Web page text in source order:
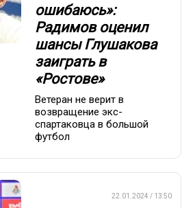
ошибаюсь»:
Радимов оценил
шансы Глушакова
заиграть в
«Ростове»
Ветеран не верит в
возвращение экс-
спартаковца в большой
футбол
22.01.2024 / 13:50